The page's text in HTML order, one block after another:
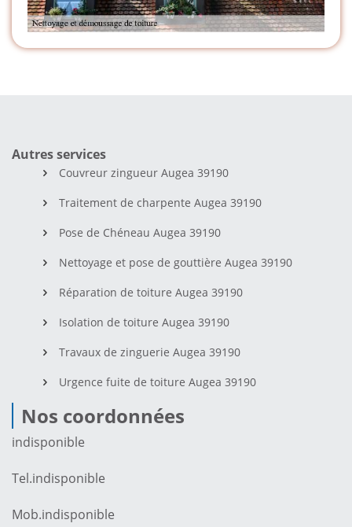
Autres services
Couvreur zingueur Augea 39190
Traitement de charpente Augea 39190
Pose de Chéneau Augea 39190
Nettoyage et pose de gouttière Augea 39190
Réparation de toiture Augea 39190
Isolation de toiture Augea 39190
Travaux de zinguerie Augea 39190
Urgence fuite de toiture Augea 39190
Nos coordonnées
indisponible
Tel.indisponible
Mob.indisponible